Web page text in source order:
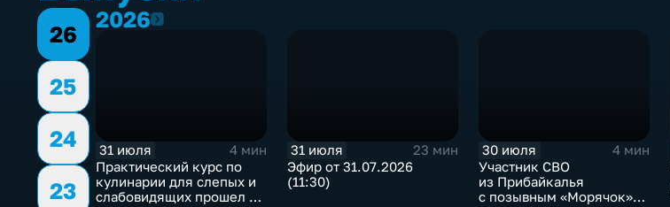
26
25
24
23
20262026
31 июля
4 мин
Практический курс по
кулинарии для слепых и
слабовидящих прошел в
31 июля
23 мин
Эфир от 31.07.2026
(11:30)
30 июля
4 мин
Участник СВО
из Прибайкалья
с позывным «Морячок»